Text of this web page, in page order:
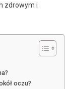
zdrowym i
oczu?